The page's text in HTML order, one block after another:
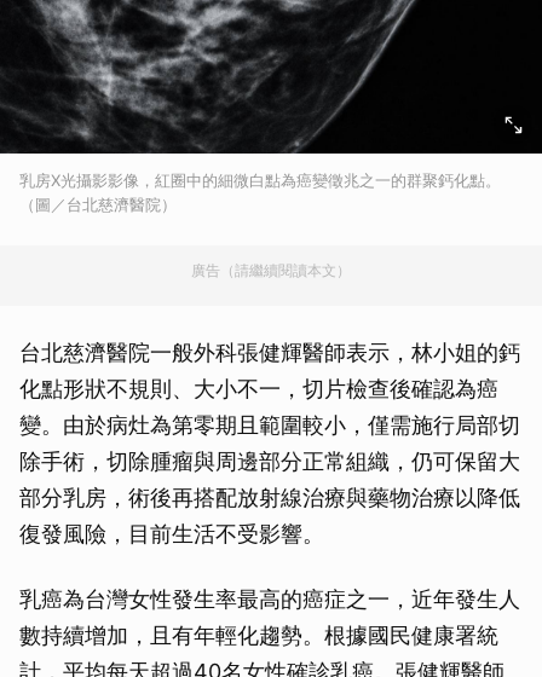
乳房X光攝影影像，紅圈中的細微白點為癌變徵兆之一的群聚鈣化點。
（圖／台北慈濟醫院）
廣告（請繼續閱讀本文）
台北慈濟醫院一般外科張健輝醫師表示，林小姐的鈣
化點形狀不規則、大小不一，切片檢查後確認為癌
變。由於病灶為第零期且範圍較小，僅需施行局部切
除手術，切除腫瘤與周邊部分正常組織，仍可保留大
部分乳房，術後再搭配放射線治療與藥物治療以降低
復發風險，目前生活不受影響。
乳癌為台灣女性發生率最高的癌症之一，近年發生人
數持續增加，且有年輕化趨勢。根據國民健康署統
計，平均每天超過40名女性確診乳癌。張健輝醫師